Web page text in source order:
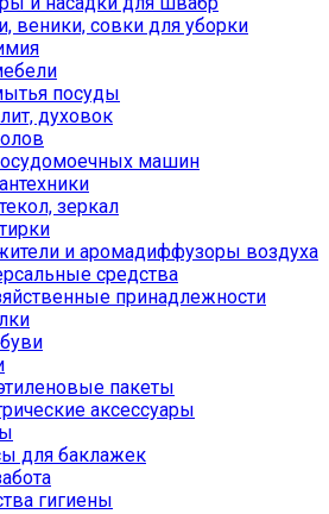
веники, совки для уборки
посуды
духовок
машин
зеркал
и аромадиффузоры воздуха
средства
принадлежности
пакеты
аксессуары
для баклажек
гигиены